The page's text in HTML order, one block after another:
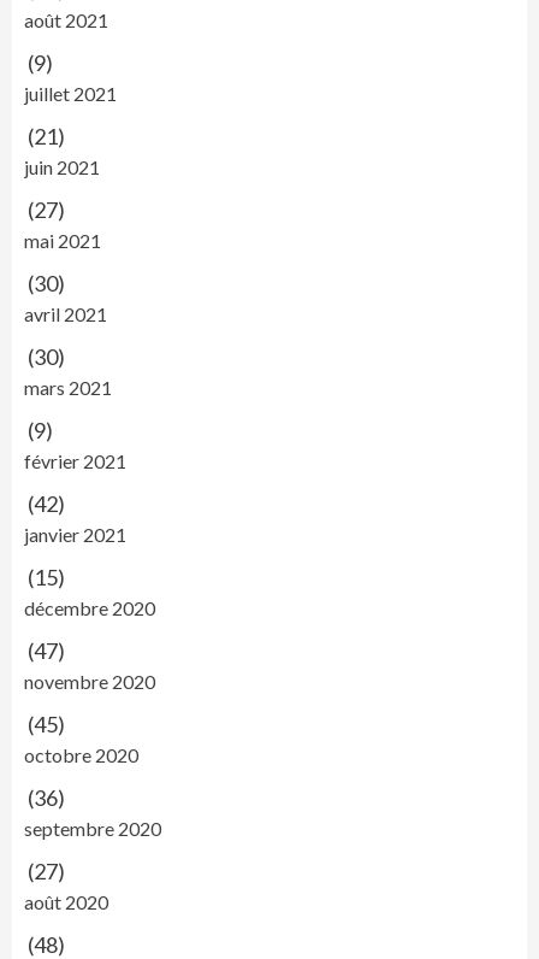
août 2021
(9)
juillet 2021
(21)
juin 2021
(27)
mai 2021
(30)
avril 2021
(30)
mars 2021
(9)
février 2021
(42)
janvier 2021
(15)
décembre 2020
(47)
novembre 2020
(45)
octobre 2020
(36)
septembre 2020
(27)
août 2020
(48)